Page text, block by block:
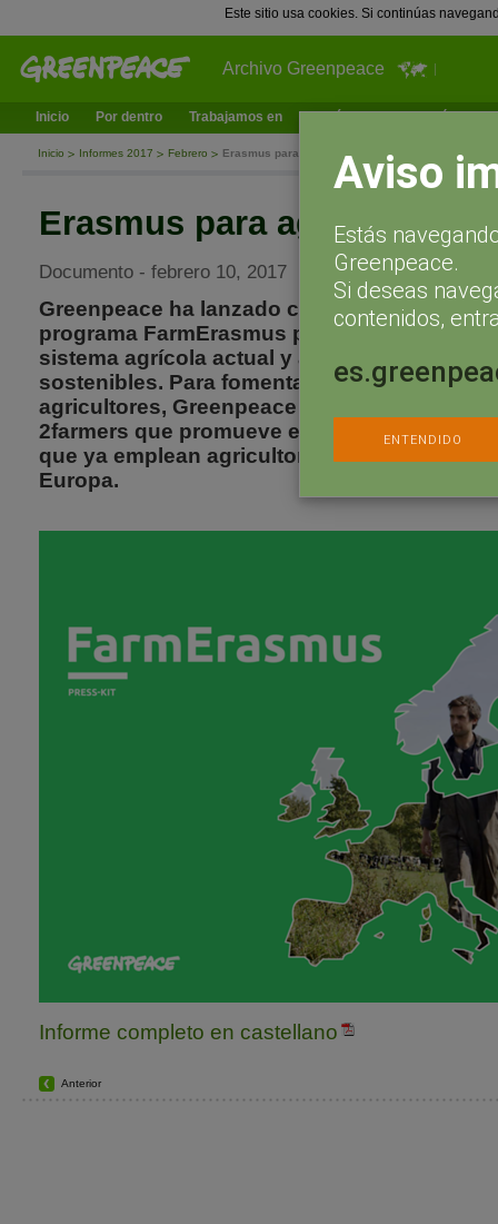
Este sitio usa cookies. Si continúas
Archivo Greenpeace
Inicio Por dentro Trabajamos en ¿Qué puedes hacer tú?
Inicio Informes 2017 Febrero Erasmus para agricultores
Erasmus para agricultores
Documento - febrero 10, 2017
Greenpeace ha lanzado con agricultores de
programa FarmErasmus para cambiar
sistema agrícola actual y avanzar hacia
sostenibles. Para fomentar el intercambio
agricultores, Greenpeace ha creado la
2farmers que promueve el uso de técnicas
que ya emplean agricultores ecológicos
Europa.
Informe completo en castellano
Anterior
Aviso
Estás
Greenpeace.
Si deseas
contenidos,
ENTENDIDO